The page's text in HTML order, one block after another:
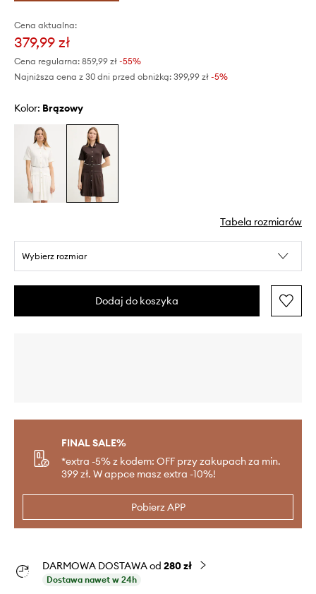
Cena aktualna:
379,99 zł
Cena regularna: 859,99 zł -55%
Najniższa cena z 30 dni przed obniżką: 399,99 zł -5%
Kolor: brązowy
Tabela rozmiarów
Wybierz rozmiar
Dodaj do koszyka
FINAL SALE%
*extra -5% z kodem: OFF przy zakupach za min.
399 zł. W appce masz extra -10%!
Pobierz APP
DARMOWA DOSTAWA od 280 zł
Dostawa nawet w 24h